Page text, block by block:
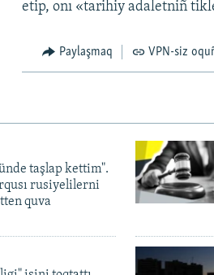
etip, onı «tarihiy adaletniñ
Paylaşmaq VPN-siz
taşlap kettim".
rusiyelilerni
quva